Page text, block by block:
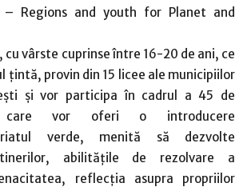
– Regions and youth for Planet and
cu vârste cuprinse între 16-20 de ani, ce
țintă, provin din 15 licee ale municipiilor
și vor participa în cadrul a 45 de
care vor oferi o introducere
verde, menită să dezvolte
abilitățile de rezolvare a
reflecția asupra propriilor